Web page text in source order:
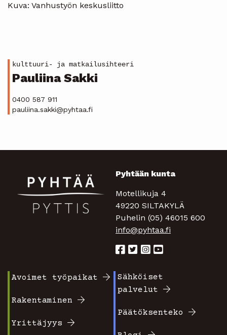
Kuva: Vanhustyön keskusliitto
kulttuuri- ja matkailusihteeri
Pauliina Sakki
0400 587 911
pauliina.sakki@pyhtaa.fi
Pyhtään kunta
Motellikuja 4
49220 SILTAKYLÄ
Puhelin (05) 46015 600
info@pyhtaa.fi
valikko
1
Avoimet työpaikat
Rakentaminen
Yrittäjyys
Footer
2
Sähköiset
palvelut
Päätöksenteko